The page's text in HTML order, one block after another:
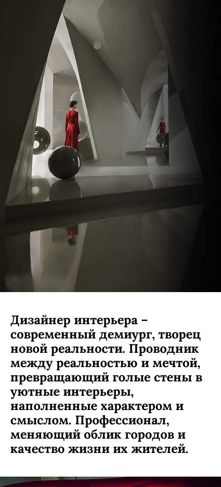
Дизайнер интерьера –
современный демиург, творец
новой реальности. Проводник
между реальностью и мечтой,
превращающий голые стены в
уютные интерьеры,
наполненные характером и
смыслом. Профессионал,
меняющий облик городов и
качество жизни их жителей.